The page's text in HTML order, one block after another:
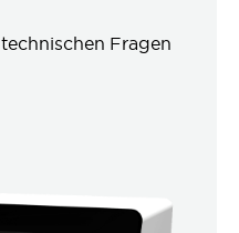
Fragen